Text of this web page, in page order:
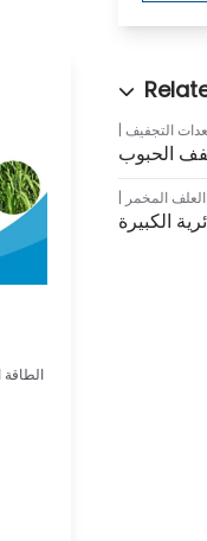
الطاقة
التجفيف
الحبوب
العلف المخمر
الكبيرة